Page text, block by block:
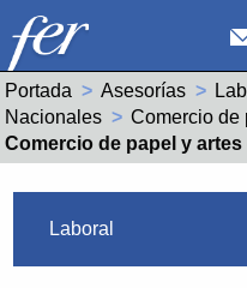
Portada Asesorías
Nacionales
Actual:
Comercio de papel y artes graficas |
Laboral